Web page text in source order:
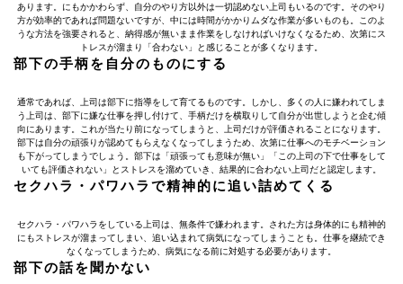
あります。にもかかわらず、自分のやり方以外は一切認めない上司もいるのです。そのやり
方が効率的であれば問題ないですが、中には時間がかかりムダな作業が多いものも。このよ
うな方法を強要されると、納得感が無いまま作業をしなければいけなくなるため、次第にス
トレスが溜まり「合わない」と感じることが多くなります。
部下の手柄を自分のものにする
通常であれば、上司は部下に指導をして育てるものです。しかし、多くの人に嫌われてしま
う上司は、部下に嫌な仕事を押し付けて、手柄だけを横取りして自分が出世しようと企む傾
向にあります。これが当たり前になってしまうと、上司だけが評価されることになります。
部下は自分の頑張りが認めてもらえなくなってしまうため、次第に仕事へのモチベーション
も下がってしまうでしょう。部下は「頑張っても意味が無い」「この上司の下で仕事をして
いても評価されない」とストレスを溜めていき、結果的に合わない上司だと認定します。
セクハラ・パワハラで精神的に追い詰めてくる
セクハラ・パワハラをしている上司は、無条件で嫌われます。された方は身体的にも精神的
にもストレスが溜まってしまい、追い込まれて病気になってしまうことも。仕事を継続でき
なくなってしまうため、病気になる前に対処する必要があります。
部下の話を聞かない